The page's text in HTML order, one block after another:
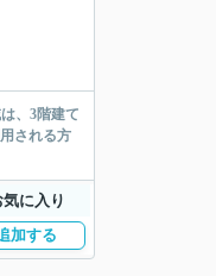
、3階建て
される方
気に入り
加する